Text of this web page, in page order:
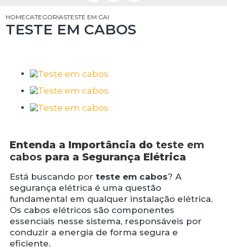
HOMECATEGORIASTESTE EM CABOS
TESTE EM CABOS
Entenda a Importância doteste em
cabos para a Segurança Elétrica
Está buscando porteste em cabos? A
segurança elétrica é uma questão
fundamental em qualquer instalação elétrica.
Os cabos elétricos são componentes
essenciais nesse sistema, responsáveis por
conduzir a energia de forma segura e
eficiente.